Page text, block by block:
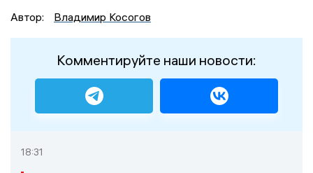
Автор:
Владимир Косогов
Комментируйте наши новости:
18:31